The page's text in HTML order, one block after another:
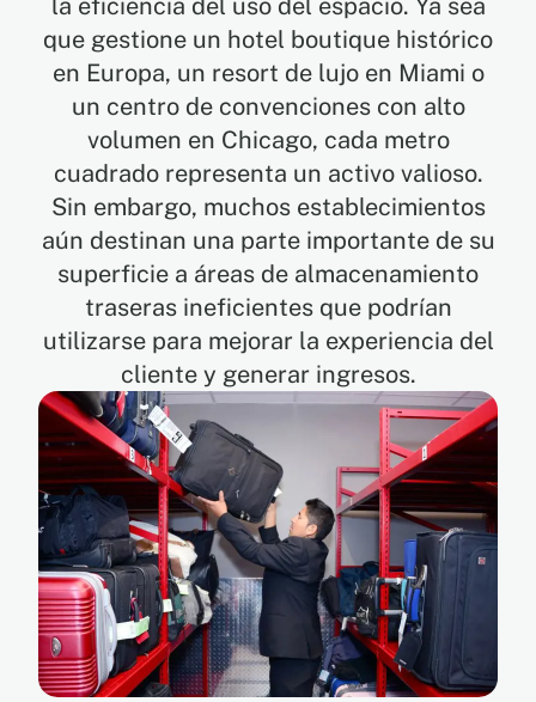
la eficiencia del uso del espacio. Ya sea
que gestione un hotel boutique histórico
en Europa, un resort de lujo en Miami o
un centro de convenciones con alto
volumen en Chicago, cada metro
cuadrado representa un activo valioso.
Sin embargo, muchos establecimientos
aún destinan una parte importante de su
superficie a áreas de almacenamiento
traseras ineficientes que podrían
utilizarse para mejorar la experiencia del
cliente y generar ingresos.